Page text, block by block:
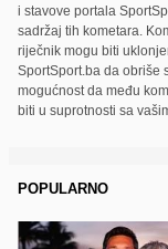
i stavove portala
sadržaj tih kometara.
riječnik mogu biti
SportSport.ba da obriše
mogućnost da među
biti u suprotnosti sa
POPULARNO